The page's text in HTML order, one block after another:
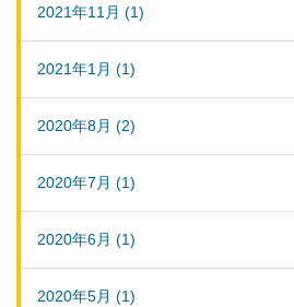
2021年11月 (1)
2021年1月 (1)
2020年8月 (2)
2020年7月 (1)
2020年6月 (1)
2020年5月 (1)